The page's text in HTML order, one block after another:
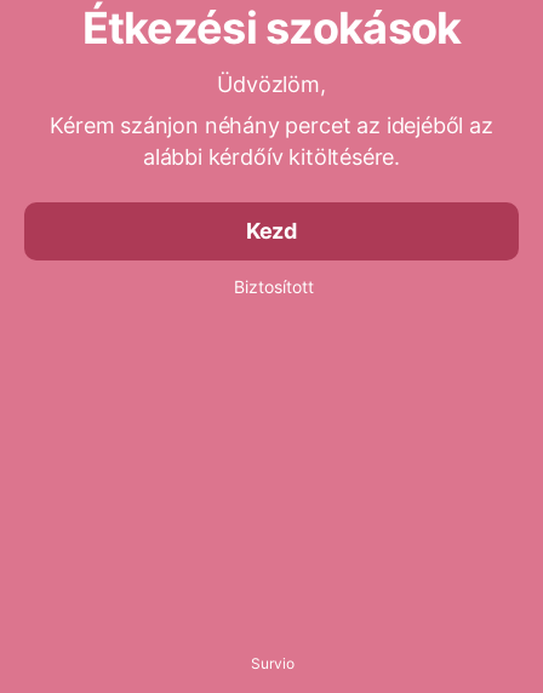
Étkezési szokások
Üdvözlöm,
Kérem szánjon néhány percet az idejéből az
alábbi kérdőív kitöltésére.
Kezd
Biztosított
Survio